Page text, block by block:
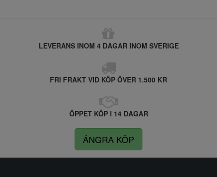
LEVERANS INOM 4 DAGAR INOM SVERIGE
FRI FRAKT VID KÖP ÖVER 1.500 KR
ÖPPET KÖP I 14 DAGAR
ÅNGRA KÖP